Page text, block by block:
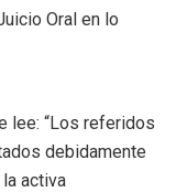
Oral en lo
lee: “Los referidos
debidamente
activa